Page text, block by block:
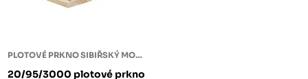
PLOTOVÉ PRKNO SIBIŘSKÝ MODŘÍN
20/95/3000 plotové prkno